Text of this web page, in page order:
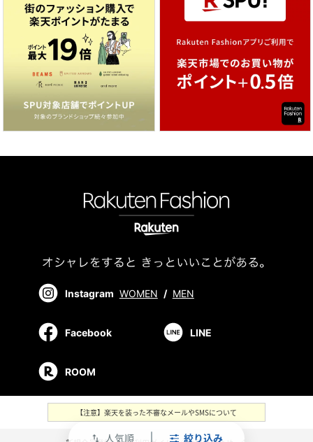
swap_vert 人気順 絞り込み
Instagram WOMEN / MEN
Facebook LINE
ROOM
【注意】楽天を装った不審なメールやSMSについて